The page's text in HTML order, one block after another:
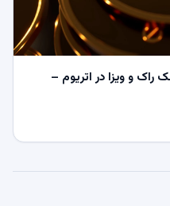
راک و ویزا در اتریوم –